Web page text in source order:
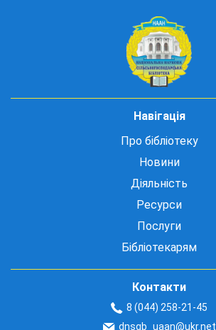
Навігація
Про бібліотеку
Новини
Діяльність
Ресурси
Послуги
Бібліотекарям
Контакти
8 (044) 258-21-45
dnsgb_uaan@ukr.net